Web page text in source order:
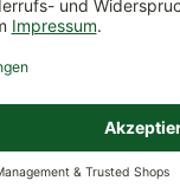
der
auf Balkon